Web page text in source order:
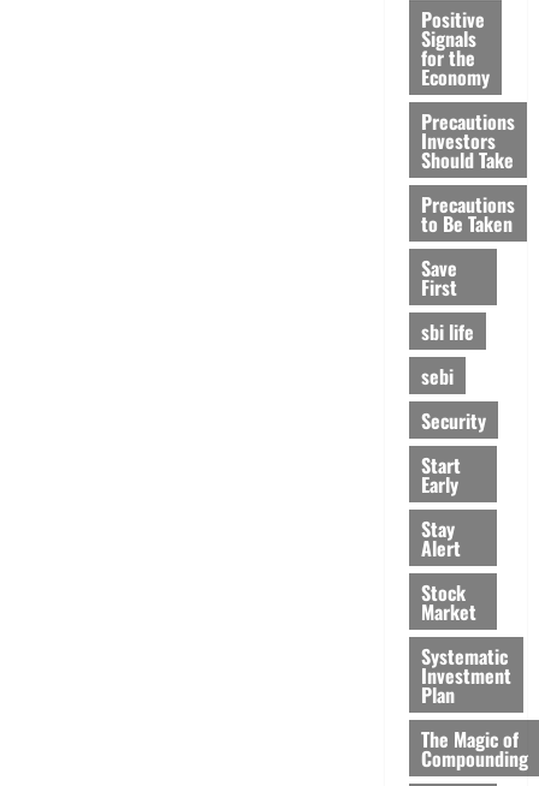
Positive
Signals
for the
Economy
Precautions
Investors
Should Take
Precautions
to Be Taken
Save
First
sbi life
sebi
Security
Start
Early
Stay
Alert
Stock
Market
Systematic
Investment
Plan
The Magic of
Compounding